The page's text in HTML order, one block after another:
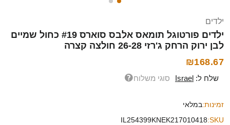
ילדים
ילדים פורטוגל תומאס אלבס סוארס #19 כחול שמיים
לבן ירוק הרחק ג'רזי 26-28 חולצה קצרה
₪168.67
שלח ל: Israel סוגי משלוח
זמינות:במלאי
SKU:
IL254399KNEK217010418